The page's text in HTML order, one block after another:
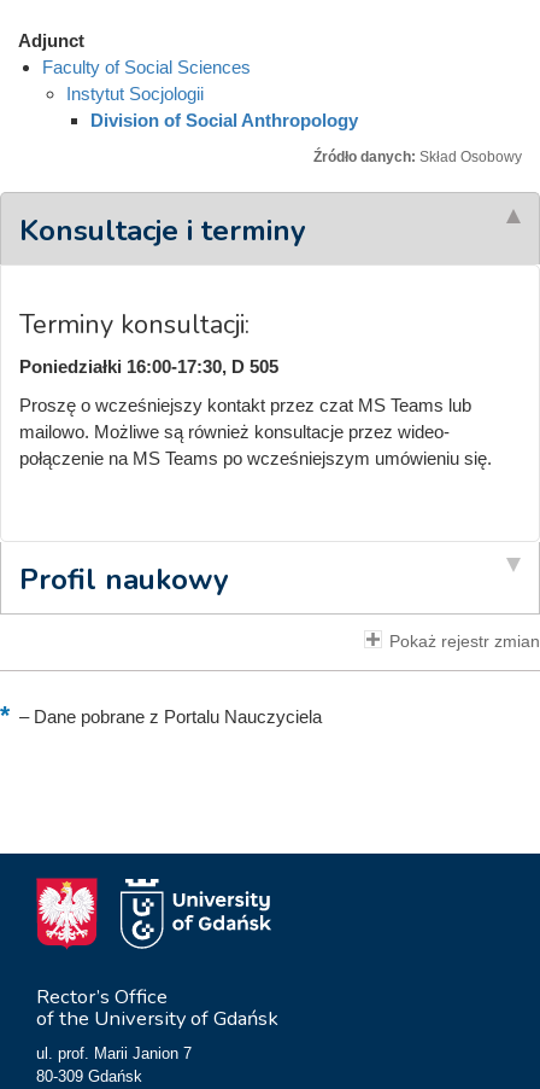
Adjunct
Faculty of Social Sciences
Instytut Socjologii
Division of Social Anthropology
Źródło danych: Skład Osobowy
Konsultacje i terminy
Terminy konsultacji:
Poniedziałki 16:00-17:30, D 505
Proszę o wcześniejszy kontakt przez czat MS Teams lub
mailowo. Możliwe są również konsultacje przez wideo-
połączenie na MS Teams po wcześniejszym umówieniu się.
Profil naukowy
Pokaż rejestr zmian
–Dane pobrane z Portalu Nauczyciela
Rector’s Office
of the University of Gdańsk
ul. prof. Marii Janion 7
80-309 Gdańsk